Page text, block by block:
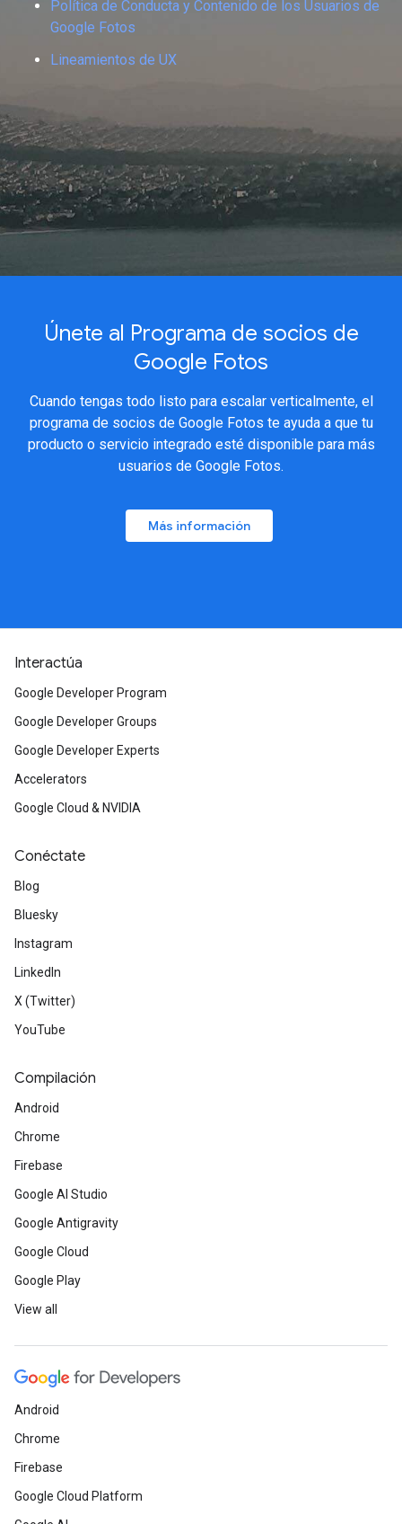
Política de Conducta y Contenido de los Usuarios de
Google Fotos
Lineamientos de UX
Únete al Programa de socios de
Google Fotos
Cuando tengas todo listo para escalar verticalmente, el
programa de socios de Google Fotos te ayuda a que tu
producto o servicio integrado esté disponible para más
usuarios de Google Fotos.
Más información
Interactúa
Google Developer Program
Google Developer Groups
Google Developer Experts
Accelerators
Google Cloud & NVIDIA
Conéctate
Blog
Bluesky
Instagram
LinkedIn
X (Twitter)
YouTube
Compilación
Android
Chrome
Firebase
Google AI Studio
Google Antigravity
Google Cloud
Google Play
View all
Android
Chrome
Firebase
Google Cloud Platform